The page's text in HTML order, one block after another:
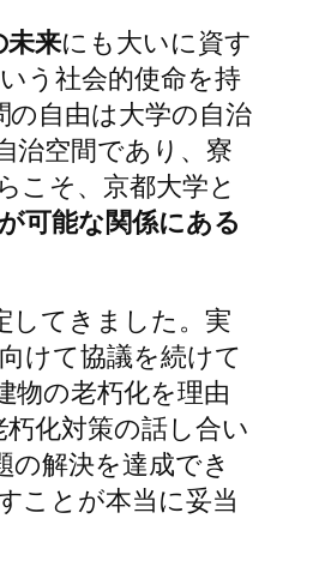
未来にも大いに資す
う社会的使命を持
自由は大学の自治
治空間であり、寮
こそ、京都大学と
可能な関係にある
してきました。実
けて協議を続けて
物の老朽化を理由
化対策の話し合い
解決を達成でき
ことが本当に妥当